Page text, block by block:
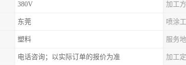
380V 加工
东莞 喷涂
塑料 服务
电话咨询；以实际订单的报价为准 加工